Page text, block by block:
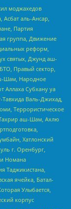
моджахедов
Асбат аль-Ансар,
Партия
группа, Движение
реформ,
святых, Джунд аш-
Правый сектор,
Шам, Народное
Аллаха Субхану уа
Валь-Джихад,
Террористическое
Тахрир аш-Шам, Ахлю
Хатлонский
г. Оренбург,
Номана
Таджикистана,
ячейка, Батал-
Улыбается,
корпус